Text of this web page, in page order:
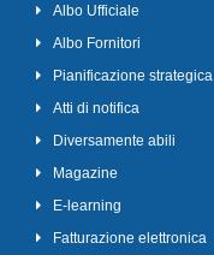
Albo Ufficiale
Albo Fornitori
Pianificazione strategica
Atti di notifica
Diversamente abili
Magazine
E-learning
Fatturazione elettronica